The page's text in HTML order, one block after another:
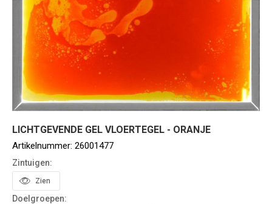
LICHTGEVENDE GEL VLOERTEGEL - ORANJE
Artikelnummer: 26001477
Zintuigen:
Zien
Doelgroepen: